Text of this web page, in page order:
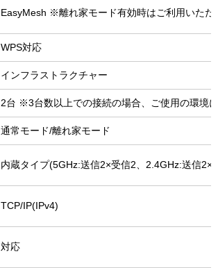
EasyMesh ※離れ家モード有効時はご利用いただ
WPS対応
インフラストラクチャー
2台 ※3台数以上での接続の場合、ご使用の環境
通常モード/離れ家モード
内蔵タイプ(5GHz:送信2×受信2、2.4GHz:送信2×
TCP/IP(IPv4)
対応